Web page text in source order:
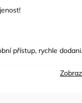
přístup, rychle dodani.